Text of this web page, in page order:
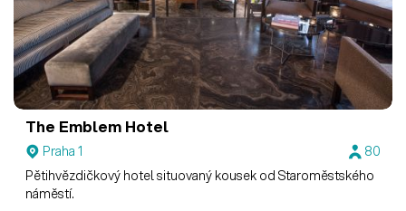
The Emblem Hotel
Praha 1
80
Pětihvězdičkový hotel situovaný kousek od Staroměstského
náměstí.